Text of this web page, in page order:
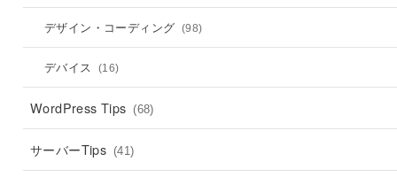
デザイン・コーディング (98)
デバイス (16)
WordPress Tips (68)
サーバーTips (41)